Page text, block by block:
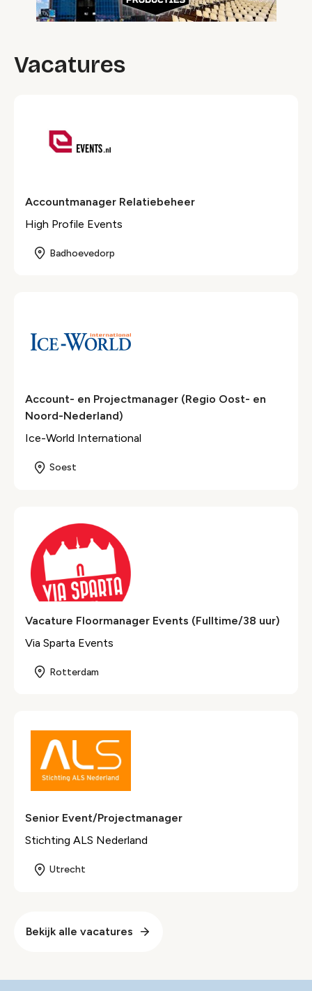
Vacatures
Accountmanager Relatiebeheer
High Profile Events
Badhoevedorp
Account- en Projectmanager (Regio Oost- en
Noord-Nederland)
Ice-World International
Soest
Vacature Floormanager Events (Fulltime/38 uur)
Via Sparta Events
Rotterdam
Senior Event/Projectmanager
Stichting ALS Nederland
Utrecht
Bekijk alle vacatures